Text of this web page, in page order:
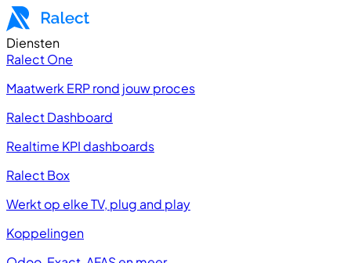
Diensten
Ralect One
Maatwerk ERP rond jouw proces
Ralect Dashboard
Realtime KPI dashboards
Ralect Box
Werkt op elke TV, plug and play
Koppelingen